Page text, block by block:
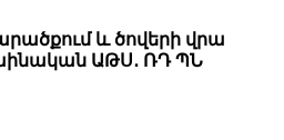
և ծովերի վրա
ԱԹՍ․ ՌԴ ՊՆ